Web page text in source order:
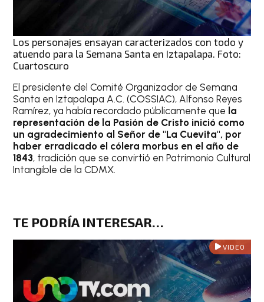
Los personajes ensayan caracterizados con todo y
atuendo para la Semana Santa en Iztapalapa. Foto:
Cuartoscuro
El presidente del Comité Organizador de Semana
Santa en Iztapalapa A.C. (COSSIAC), Alfonso Reyes
Ramírez, ya había recordado públicamente que la
representación de la Pasión de Cristo inició como
un agradecimiento al Señor de "La Cuevita", por
haber erradicado el cólera morbus en el año de
1843, tradición que se convirtió en Patrimonio Cultural
Intangible de la CDMX.
TE PODRÍA INTERESAR…
VIDEO